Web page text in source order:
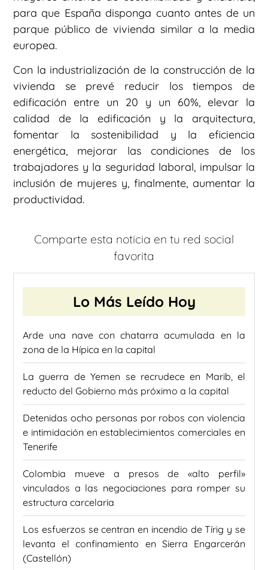
para que España disponga cuanto antes de un
parque público de vivienda similar a la media
europea.
Con la industrialización de la construcción de la
vivienda se prevé reducir los tiempos de
edificación entre un 20 y un 60%, elevar la
calidad de la edificación y la arquitectura,
fomentar la sostenibilidad y la eficiencia
energética, mejorar las condiciones de los
trabajadores y la seguridad laboral, impulsar la
inclusión de mujeres y, finalmente, aumentar la
productividad.
Comparte esta noticia en tu red social
favorita
Lo Más Leído Hoy
Arde una nave con chatarra acumulada en la
zona de la Hípica en la capital
La guerra de Yemen se recrudece en Marib, el
reducto del Gobierno más próximo a la capital
Detenidas ocho personas por robos con violencia
e intimidación en establecimientos comerciales en
Tenerife
Colombia mueve a presos de «alto perfil»
vinculados a las negociaciones para romper su
estructura carcelaria
Los esfuerzos se centran en incendio de Tírig y se
levanta el confinamiento en Sierra Engarcerán
(Castellón)